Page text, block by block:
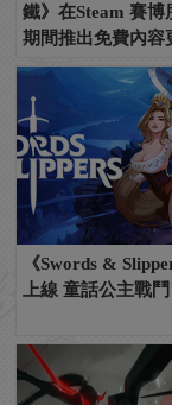
鐵》在Steam 賽博
期間推出免費內容
《Swords &
上線 童話公主戰